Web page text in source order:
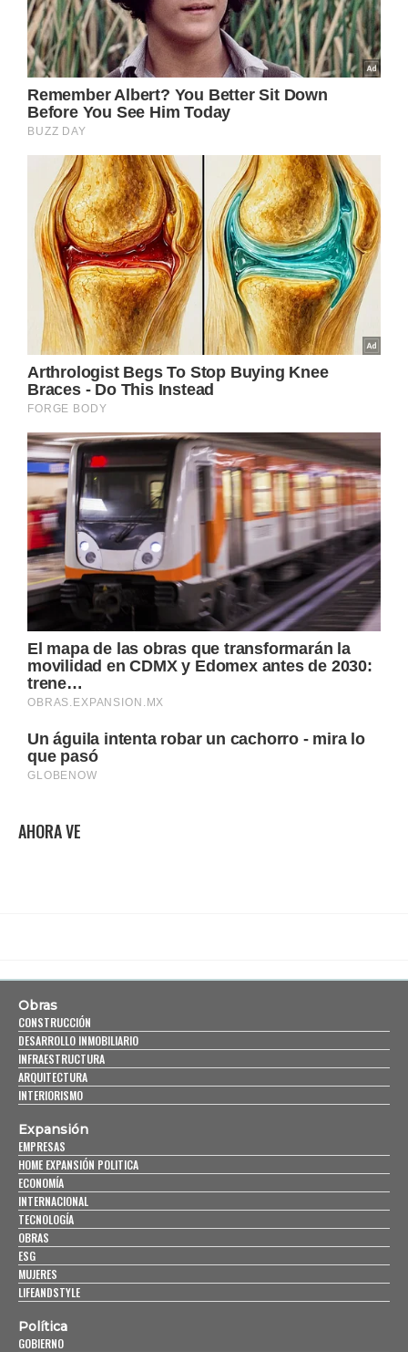
AHORA VE
Obras
CONSTRUCCIÓN
DESARROLLO INMOBILIARIO
INFRAESTRUCTURA
ARQUITECTURA
INTERIORISMO
Expansión
EMPRESAS
HOME EXPANSIÓN POLITICA
ECONOMÍA
INTERNACIONAL
TECNOLOGÍA
OBRAS
ESG
MUJERES
LIFEANDSTYLE
Política
GOBIERNO